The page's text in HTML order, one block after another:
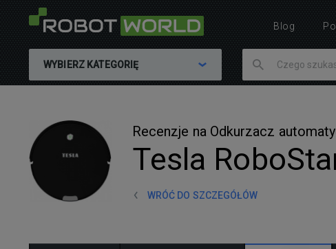
WYBIERZ KATEGORIĘ
Recenzje na Odkurzacz
Tesla
WRÓĆ DO SZCZEGÓŁÓW
Blog